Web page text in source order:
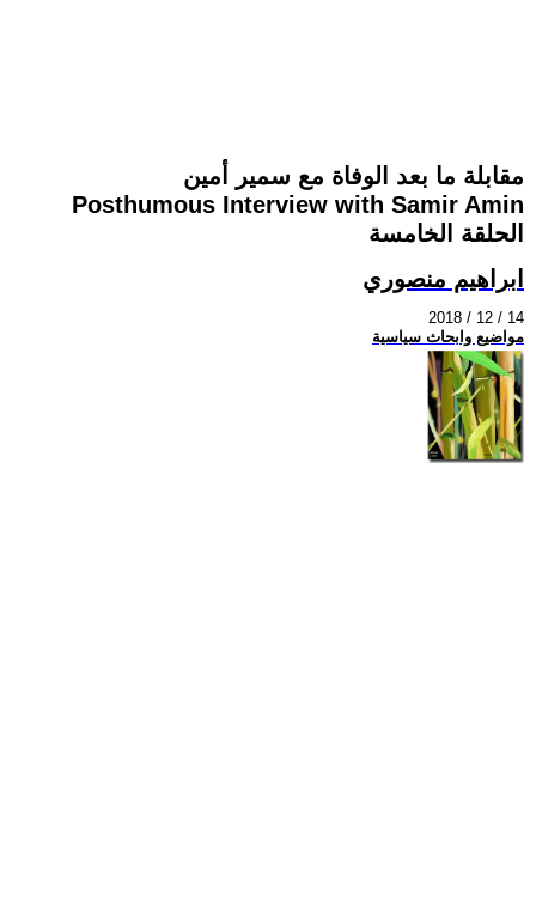
مقابلة ما بعد الوفاة مع سمير أمين
Posthumous Interview with Samir Amin
الحلقة الخامسة
ابراهيم منصوري
2018 / 12 / 14
مواضيع وابحاث سياسية